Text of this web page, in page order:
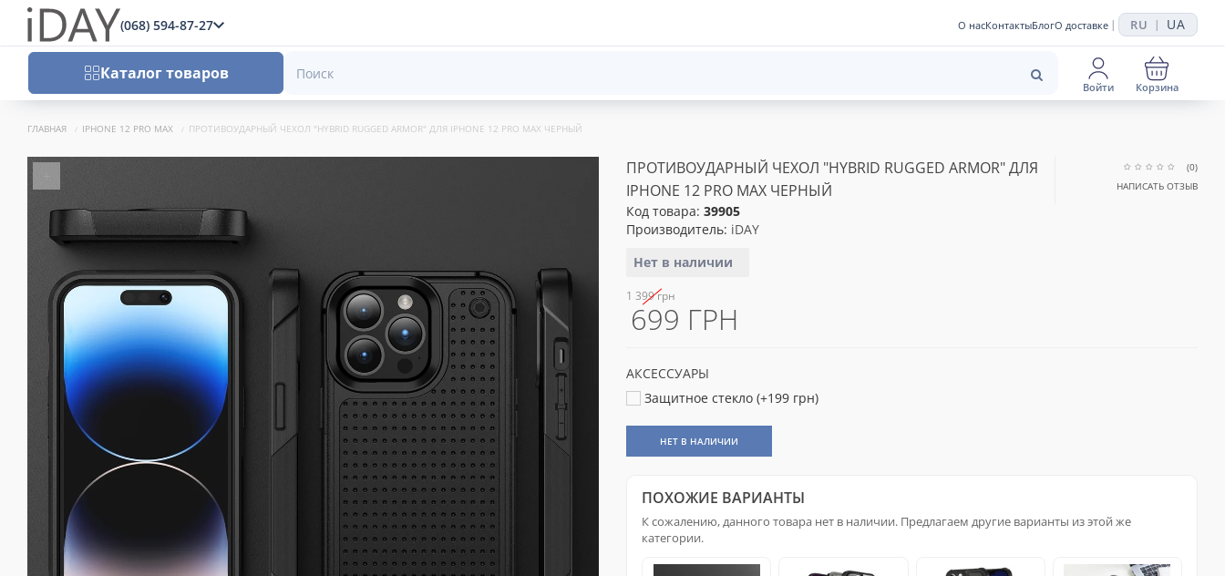
(068) 594-87-27 О насКонтактыБлогО доставке | RU | UA
Каталог товаров
Войти Корзина
ГЛАВНАЯ IPHONE 12 PRO MAX ПРОТИВОУДАРНЫЙ ЧЕХОЛ "HYBRID RUGGED ARMOR" ДЛЯ IPHONE 12 PRO MAX ЧЕРНЫЙ
ПРОТИВОУДАРНЫЙ ЧЕХОЛ "HYBRID RUGGED ARMOR" ДЛЯ
IPHONE 12 PRO MAX ЧЕРНЫЙ
Код товара: 39905
Производитель: iDAY
Нет в наличии
(0)
НАПИСАТЬ ОТЗЫВ
1 399 грн
699 ГРН
АКСЕССУАРЫ
Защитное стекло (+199 грн)
НЕТ В НАЛИЧИИ
ПОХОЖИЕ ВАРИАНТЫ
К сожалению, данного товара нет в наличии. Предлагаем другие варианты из этой же
категории.